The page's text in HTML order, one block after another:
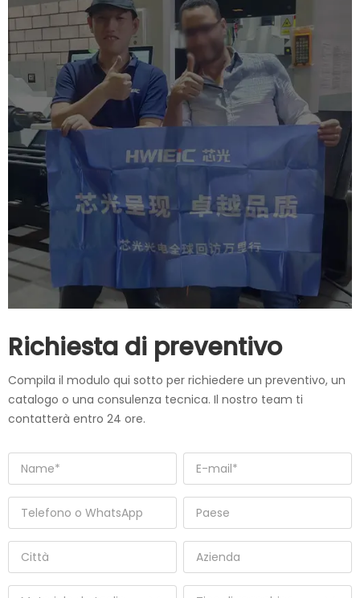
Richiesta di preventivo
Compila il modulo qui sotto per richiedere un preventivo, un
catalogo o una consulenza tecnica. Il nostro team ti
contatterà entro 24 ore.